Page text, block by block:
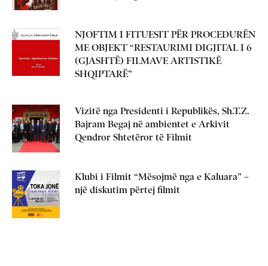
NJOFTIM I FITUESIT PËR PROCEDURËN
ME OBJEKT “RESTAURIMI DIGJITAL I 6
(GJASHTË) FILMAVE ARTISTIKË
SHQIPTARË”
Vizitë nga Presidenti i Republikës, Sh.T.Z.
Bajram Begaj në ambientet e Arkivit
Qendror Shtetëror të Filmit
Klubi i Filmit “Mësojmë nga e Kaluara” –
një diskutim përtej filmit